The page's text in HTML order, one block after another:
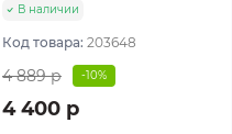
В наличии
Код товара: 203648
4 889 р -10%
4 400 р